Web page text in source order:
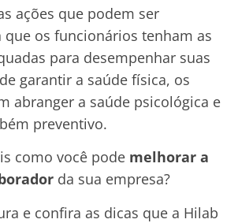
ações que podem ser
que os funcionários tenham as
para desempenhar suas
garantir a saúde física, os
abranger a saúde psicológica e
preventivo.
como você pode melhorar a
da sua empresa?
e confira as dicas que a Hilab